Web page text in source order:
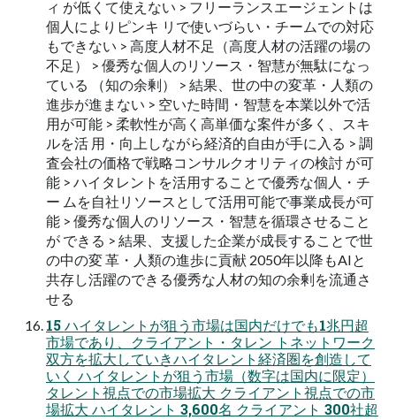
ィ が低くて使えない > フリーランスエージェントは
個人によりピンキ リで使いづらい・チームでの対応
もできない > 高度人材不足（高度人材の活躍の場の
不足） > 優秀な個人のリソース・智慧が無駄になっ
ている （知の余剰） > 結果、世の中の変革・人類の
進歩が進まない > 空いた時間・智慧を本業以外で活
用が可能 > 柔軟性が高く高単価な案件が多く、スキ
ルを活 用・向上しながら経済的自由が手に入る > 調
査会社の価格で戦略コンサルクオリティの検討 が可
能 > ハイタレントを活用することで優秀な個人・チ
ー ムを自社リソースとして活用可能で事業成長が可
能 > 優秀な個人のリソース・智慧を循環させること
が できる > 結果、支援した企業が成長することで世
の中の変 革・人類の進歩に貢献 2050年以降もAIと
共存し活躍のできる優秀な人材の知の余剰を流通さ
せる
15 ハイタレントが狙う市場は国内だけでも1兆円超
市場であり、クライアント・タレン トネットワーク
双方を拡大していきハイタレント経済圏を創造して
いく ハイタレントが狙う市場（数字は国内に限定）
タレント視点での市場拡大 クライアント視点での市
場拡大 ハイタレント 3,600名 クライアント 300社超